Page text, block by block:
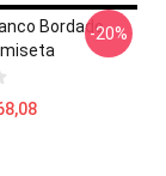
Bordado-20%